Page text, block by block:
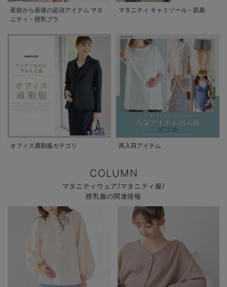
産前から産後の必須アイテム マタ
ニティ・授乳ブラ
マタニティ キャミソール・肌着
オフィス通勤服カテゴリ 再入荷アイテム
COLUMN
マタニティウェア/マタニティ服/
授乳服の関連情報